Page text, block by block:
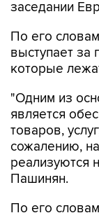
По его
которые
"Одним из
товаров,
сожалению,
реализуются
Пашинян.
По его